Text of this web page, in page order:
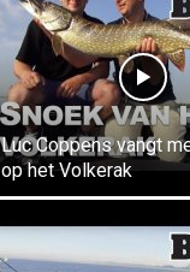
Luc Coppens vangt
op het Volkerak